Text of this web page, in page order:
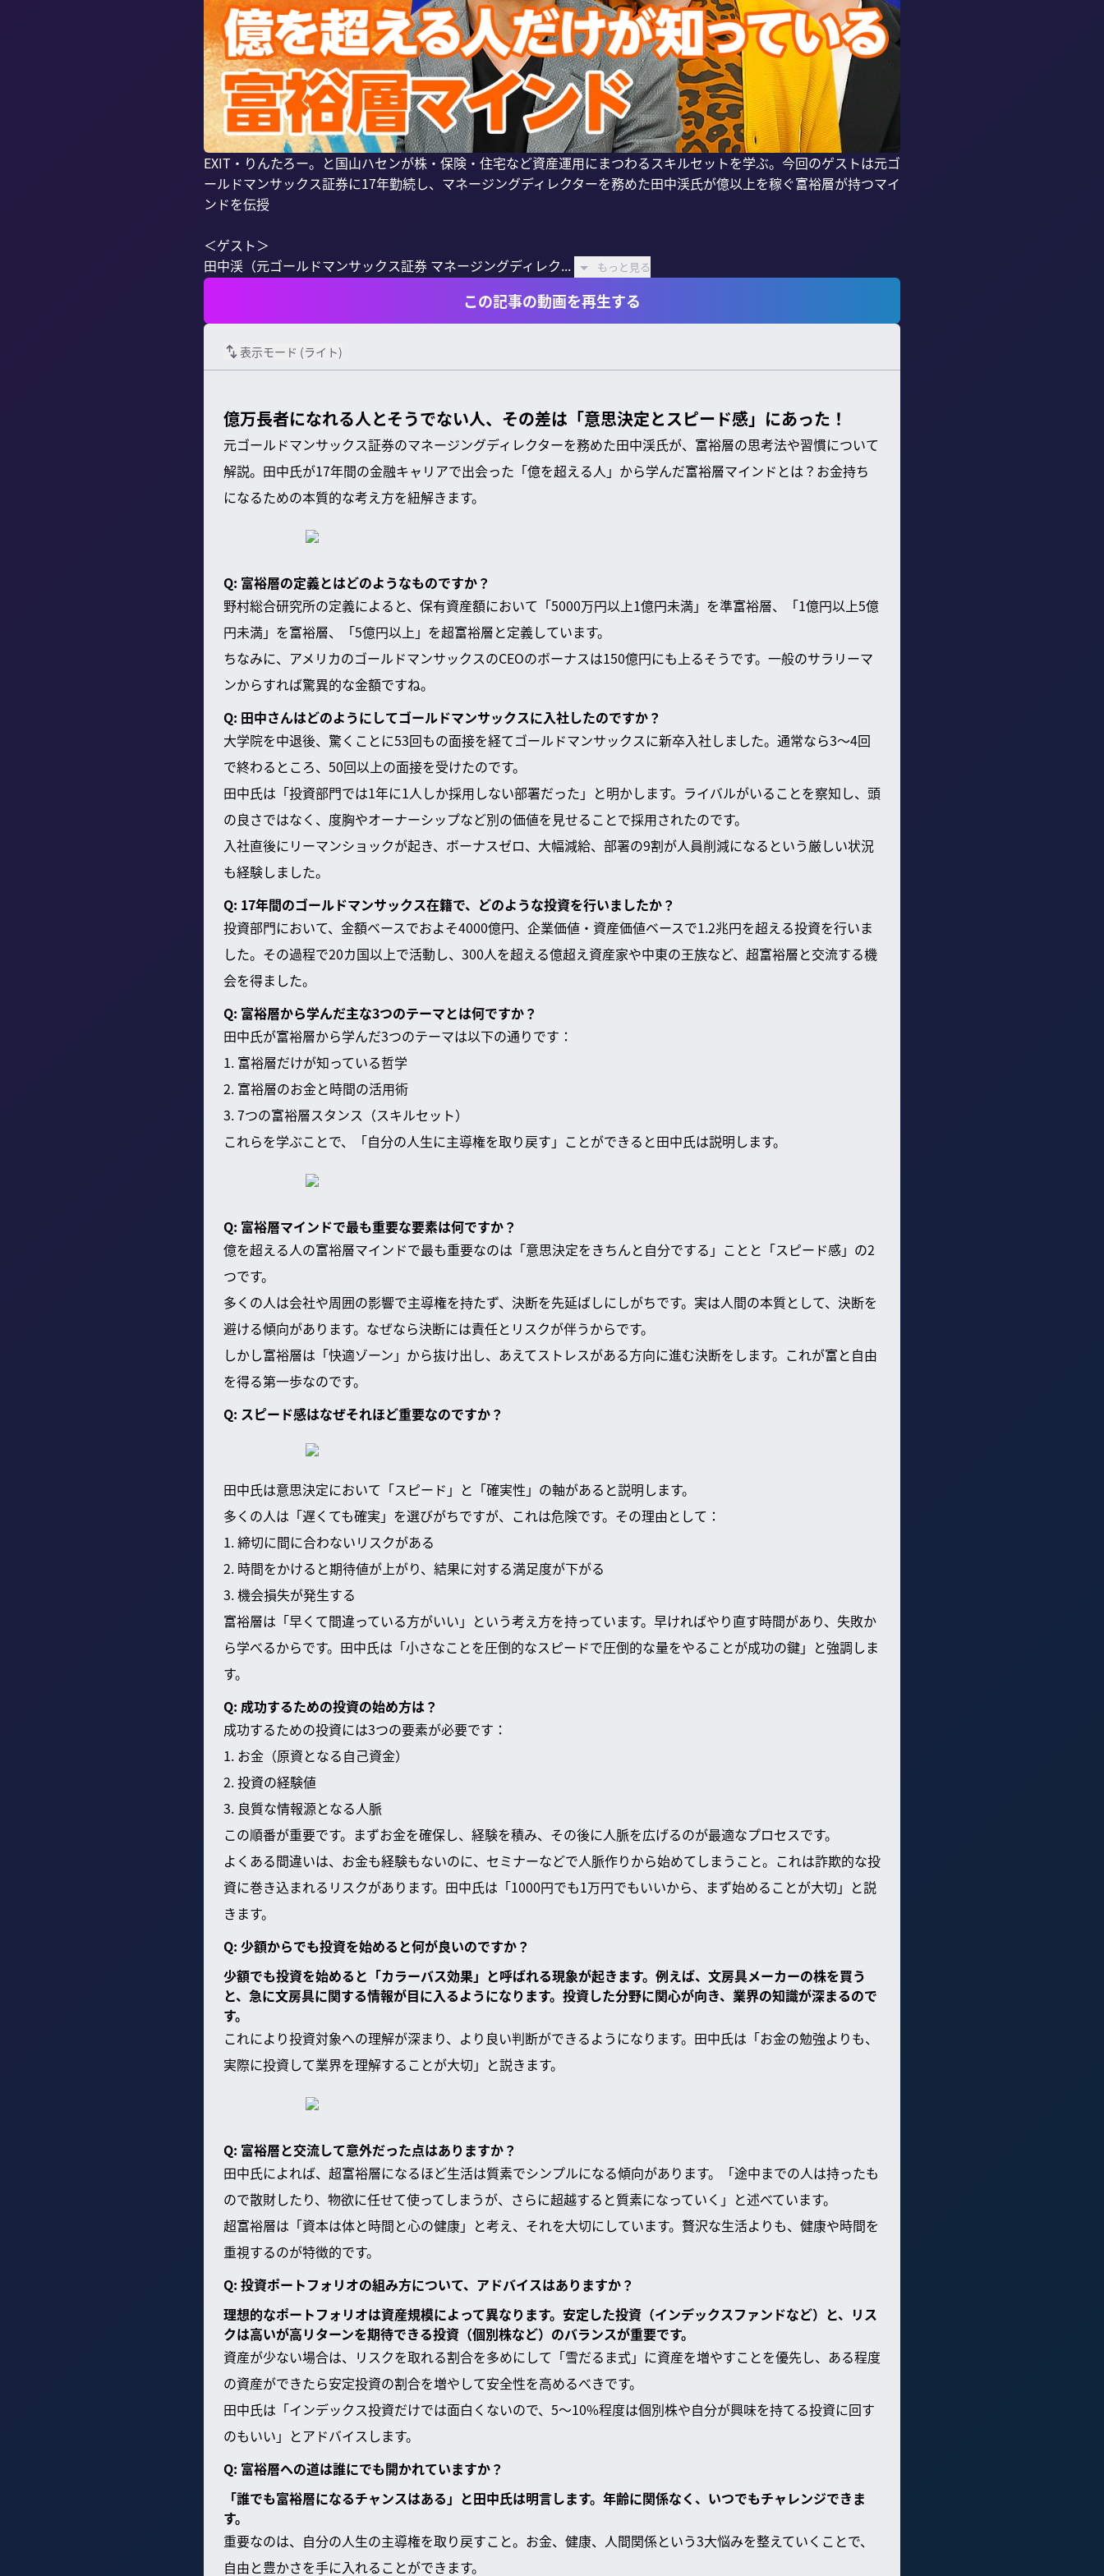
EXIT・りんたろー。と国山ハセンが株・保険・住宅など資産運用にまつわるスキルセットを学ぶ。今回のゲストは元ゴ
ールドマンサックス証券に17年勤続し、マネージングディレクターを務めた田中渓氏が億以上を稼ぐ富裕層が持つマイ
ンドを伝授
＜ゲスト＞
田中渓（元ゴールドマンサックス証券 マネージングディレク...
もっと見る
この記事の動画を再生する
表示モード (ライト)
億万長者になれる人とそうでない人、その差は「意思決定とスピード感」にあった！
元ゴールドマンサックス証券のマネージングディレクターを務めた田中渓氏が、富裕層の思考法や習慣について
解説。田中氏が17年間の金融キャリアで出会った「億を超える人」から学んだ富裕層マインドとは？お金持ち
になるための本質的な考え方を紐解きます。
Q: 富裕層の定義とはどのようなものですか？
野村総合研究所の定義によると、保有資産額において「5000万円以上1億円未満」を準富裕層、「1億円以上5億
円未満」を富裕層、「5億円以上」を超富裕層と定義しています。
ちなみに、アメリカのゴールドマンサックスのCEOのボーナスは150億円にも上るそうです。一般のサラリーマ
ンからすれば驚異的な金額ですね。
Q: 田中さんはどのようにしてゴールドマンサックスに入社したのですか？
大学院を中退後、驚くことに53回もの面接を経てゴールドマンサックスに新卒入社しました。通常なら3〜4回
で終わるところ、50回以上の面接を受けたのです。
田中氏は「投資部門では1年に1人しか採用しない部署だった」と明かします。ライバルがいることを察知し、頭
の良さではなく、度胸やオーナーシップなど別の価値を見せることで採用されたのです。
入社直後にリーマンショックが起き、ボーナスゼロ、大幅減給、部署の9割が人員削減になるという厳しい状況
も経験しました。
Q: 17年間のゴールドマンサックス在籍で、どのような投資を行いましたか？
投資部門において、金額ベースでおよそ4000億円、企業価値・資産価値ベースで1.2兆円を超える投資を行いま
した。その過程で20カ国以上で活動し、300人を超える億超え資産家や中東の王族など、超富裕層と交流する機
会を得ました。
Q: 富裕層から学んだ主な3つのテーマとは何ですか？
田中氏が富裕層から学んだ3つのテーマは以下の通りです：
1. 富裕層だけが知っている哲学
2. 富裕層のお金と時間の活用術
3. 7つの富裕層スタンス（スキルセット）
これらを学ぶことで、「自分の人生に主導権を取り戻す」ことができると田中氏は説明します。
Q: 富裕層マインドで最も重要な要素は何ですか？
億を超える人の富裕層マインドで最も重要なのは「意思決定をきちんと自分でする」ことと「スピード感」の2
つです。
多くの人は会社や周囲の影響で主導権を持たず、決断を先延ばしにしがちです。実は人間の本質として、決断を
避ける傾向があります。なぜなら決断には責任とリスクが伴うからです。
しかし富裕層は「快適ゾーン」から抜け出し、あえてストレスがある方向に進む決断をします。これが富と自由
を得る第一歩なのです。
Q: スピード感はなぜそれほど重要なのですか？
田中氏は意思決定において「スピード」と「確実性」の軸があると説明します。
多くの人は「遅くても確実」を選びがちですが、これは危険です。その理由として：
1. 締切に間に合わないリスクがある
2. 時間をかけると期待値が上がり、結果に対する満足度が下がる
3. 機会損失が発生する
富裕層は「早くて間違っている方がいい」という考え方を持っています。早ければやり直す時間があり、失敗か
ら学べるからです。田中氏は「小さなことを圧倒的なスピードで圧倒的な量をやることが成功の鍵」と強調しま
す。
Q: 成功するための投資の始め方は？
成功するための投資には3つの要素が必要です：
1. お金（原資となる自己資金）
2. 投資の経験値
3. 良質な情報源となる人脈
この順番が重要です。まずお金を確保し、経験を積み、その後に人脈を広げるのが最適なプロセスです。
よくある間違いは、お金も経験もないのに、セミナーなどで人脈作りから始めてしまうこと。これは詐欺的な投
資に巻き込まれるリスクがあります。田中氏は「1000円でも1万円でもいいから、まず始めることが大切」と説
きます。
Q: 少額からでも投資を始めると何が良いのですか？
少額でも投資を始めると「カラーバス効果」と呼ばれる現象が起きます。例えば、文房具メーカーの株を買う
と、急に文房具に関する情報が目に入るようになります。投資した分野に関心が向き、業界の知識が深まるので
す。
これにより投資対象への理解が深まり、より良い判断ができるようになります。田中氏は「お金の勉強よりも、
実際に投資して業界を理解することが大切」と説きます。
Q: 富裕層と交流して意外だった点はありますか？
田中氏によれば、超富裕層になるほど生活は質素でシンプルになる傾向があります。「途中までの人は持ったも
ので散財したり、物欲に任せて使ってしまうが、さらに超越すると質素になっていく」と述べています。
超富裕層は「資本は体と時間と心の健康」と考え、それを大切にしています。贅沢な生活よりも、健康や時間を
重視するのが特徴的です。
Q: 投資ポートフォリオの組み方について、アドバイスはありますか？
理想的なポートフォリオは資産規模によって異なります。安定した投資（インデックスファンドなど）と、リス
クは高いが高リターンを期待できる投資（個別株など）のバランスが重要です。
資産が少ない場合は、リスクを取れる割合を多めにして「雪だるま式」に資産を増やすことを優先し、ある程度
の資産ができたら安定投資の割合を増やして安全性を高めるべきです。
田中氏は「インデックス投資だけでは面白くないので、5〜10%程度は個別株や自分が興味を持てる投資に回す
のもいい」とアドバイスします。
Q: 富裕層への道は誰にでも開かれていますか？
「誰でも富裕層になるチャンスはある」と田中氏は明言します。年齢に関係なく、いつでもチャレンジできま
す。
重要なのは、自分の人生の主導権を取り戻すこと。お金、健康、人間関係という3大悩みを整えていくことで、
自由と豊かさを手に入れることができます。